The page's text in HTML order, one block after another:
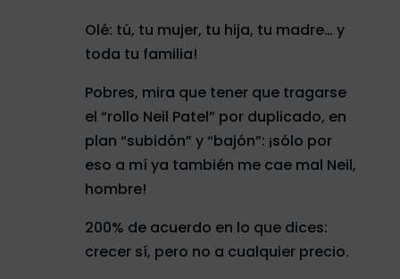
Olé: tú, tu mujer, tu hija, tu madre… y
toda tu familia!
Pobres, mira que tener que tragarse
el “rollo Neil Patel” por duplicado, en
plan “subidón” y “bajón”: ¡sólo por
eso a mí ya también me cae mal Neil,
hombre!
200% de acuerdo en lo que dices:
crecer sí, pero no a cualquier precio.